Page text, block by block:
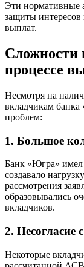
Эти нормативные
защиты интересов
выплат.
Сложности
процессе
Несмотря на
вкладчикам банка
проблем:
1. Большое
Банк «Югра» имел
создавало
рассмотрения
образовывались
вкладчиков.
2.
Некоторые